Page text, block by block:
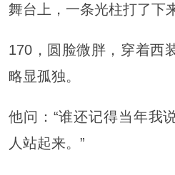
舞台上，一条光柱打了下
170，圆脸微胖，穿着西
略显孤独。
他问：“谁还记得当年我
人站起来。”